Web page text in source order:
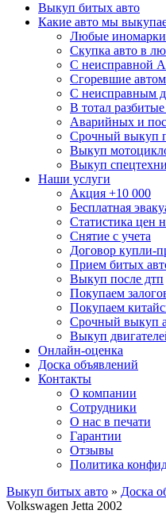
Выкуп битых авто
Какие авто мы
Любые иномарки
Скупка авто в
С неисправной
Сгоревшие
С неисправным
В тотал разбитые
Аварийных и
Срочный выкуп
Выкуп
Выкуп
Наши услуги
Акция +10 000
Бесплатная
Статистика цен
Снятие с учета
Договор купли-
Прием битых
Выкуп после дтп
Покупаем
Покупаем
Срочный выкуп
Выкуп
Онлайн-оценка
Доска объявлений
Контакты
О компании
Сотрудники
О нас в печати
Гарантии
Отзывы
Политика
Выкуп битых авто » Доска
Volkswagen Jetta 2002